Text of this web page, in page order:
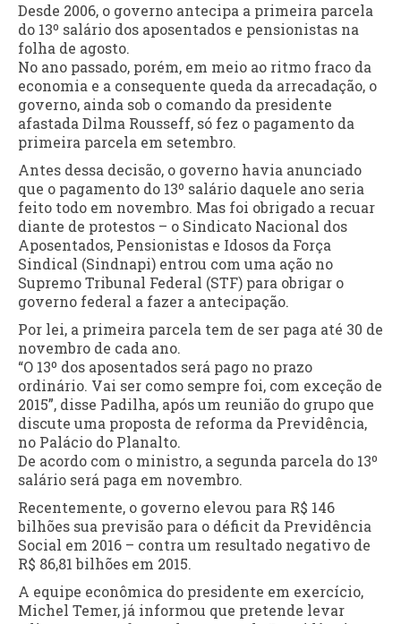
Desde 2006, o governo antecipa a primeira parcela
do 13º salário dos aposentados e pensionistas na
folha de agosto.
No ano passado, porém, em meio ao ritmo fraco da
economia e a consequente queda da arrecadação, o
governo, ainda sob o comando da presidente
afastada Dilma Rousseff, só fez o pagamento da
primeira parcela em setembro.
Antes dessa decisão, o governo havia anunciado
que o pagamento do 13º salário daquele ano seria
feito todo em novembro. Mas foi obrigado a recuar
diante de protestos – o Sindicato Nacional dos
Aposentados, Pensionistas e Idosos da Força
Sindical (Sindnapi) entrou com uma ação no
Supremo Tribunal Federal (STF) para obrigar o
governo federal a fazer a antecipação.
Por lei, a primeira parcela tem de ser paga até 30 de
novembro de cada ano.
“O 13º dos aposentados será pago no prazo
ordinário. Vai ser como sempre foi, com exceção de
2015”, disse Padilha, após um reunião do grupo que
discute uma proposta de reforma da Previdência,
no Palácio do Planalto.
De acordo com o ministro, a segunda parcela do 13º
salário será paga em novembro.
Recentemente, o governo elevou para R$ 146
bilhões sua previsão para o déficit da Previdência
Social em 2016 – contra um resultado negativo de
R$ 86,81 bilhões em 2015.
A equipe econômica do presidente em exercício,
Michel Temer, já informou que pretende levar